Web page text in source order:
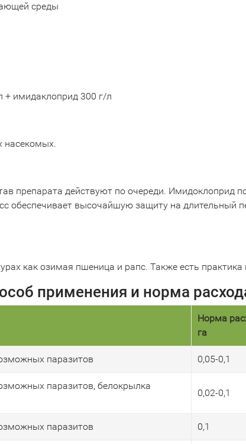
среды
+ имидаклоприд 300 г/л
насекомых.
препарата действуют по очереди. Имидоклоприд
обеспечивает высочайшую защиту на длительный
как озимая пшеница и рапс. Также есть
применения и норма
Норма
га
паразитов 0,05-0,1
паразитов, белокрылка
0,02-0,1
паразитов 0,1